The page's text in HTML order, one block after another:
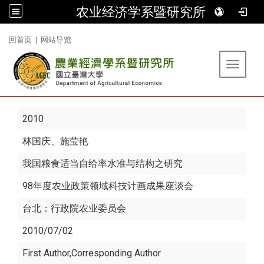
农业经济学系暨研究所
回首页 | 网站导览
Toggle
2010
林国庆、施莹艳
我国粮食适当自给率水准与结构之研究
98年度农业政策领域科技计画成果座谈会
台北：行政院农业委员会
2010/07/02
First Author,Corresponding Author